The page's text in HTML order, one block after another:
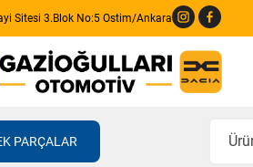
Sitesi 3.Blok No:5 Ostim/Ankara
PARÇALAR